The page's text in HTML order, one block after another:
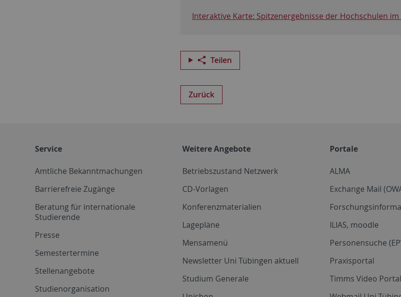
Interaktive Karte: Spitzenergebnisse der Hochschulen im
Teilen
Zurück
Service
Amtliche Bekanntmachungen
Barrierefreie Zugänge
Beratung für internationale
Studierende
Presse
Semestertermine
Stellenangebote
Studienorganisation
Weitere Angebote
Betriebszustand Netzwerk
CD-Vorlagen
Konferenzmaterialien
Lagepläne
Mensamenü
Newsletter Uni Tübingen aktuell
Studium Generale
Portale
ALMA
Exchange Mail
ILIAS, moodle
Personensuche
Praxisportal
Timms Video Portal